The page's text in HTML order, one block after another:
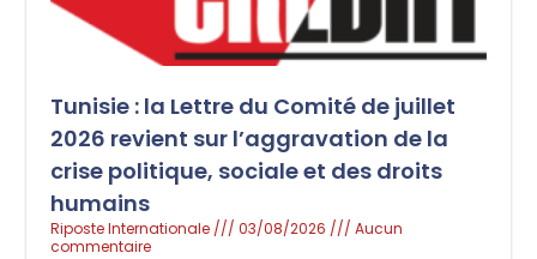
Tunisie : la Lettre du Comité de juillet
2026 revient sur l’aggravation de la
crise politique, sociale et des droits
humains
Riposte Internationale 03/08/2026
Aucun
commentaire